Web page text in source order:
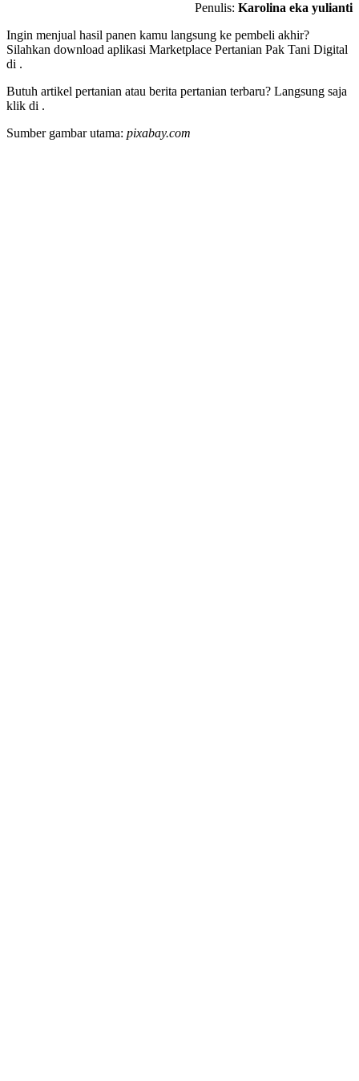
Penulis: Karolina eka yulianti
Ingin menjual hasil panen kamu langsung ke pembeli akhir?
Silahkan download aplikasi Marketplace Pertanian Pak Tani Digital
di .
Butuh artikel pertanian atau berita pertanian terbaru? Langsung saja
klik di .
Sumber gambar utama: pixabay.com